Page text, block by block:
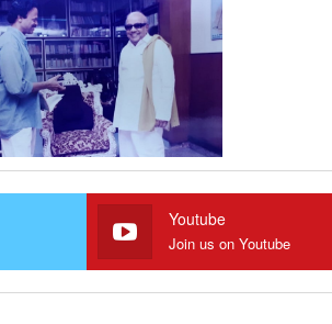
Youtube
Join us on Youtube